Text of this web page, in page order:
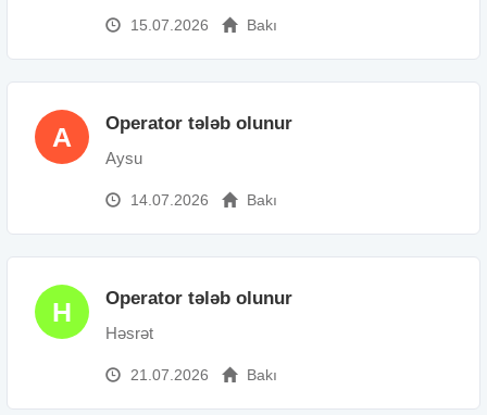
15.07.2026 Bakı
A Operator tələb olunur
Aysu
14.07.2026 Bakı
H Operator tələb olunur
Həsrət
21.07.2026 Bakı